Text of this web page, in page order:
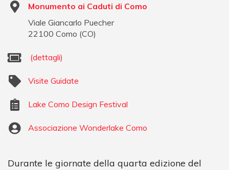
Monumento ai Caduti di Como
Viale Giancarlo Puecher
22100 Como (CO)
(dettagli)
Visite Guidate
Lake Como Design Festival
Associazione Wonderlake Como
Durante le giornate della quarta edizione del